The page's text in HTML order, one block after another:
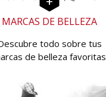
MARCAS DE BELLEZA
todo sobre tus
de belleza favoritas